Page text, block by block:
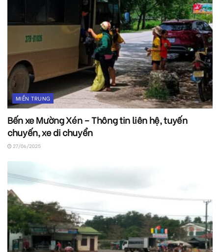
MIỀN TRUNG
Bến xe Mường Xén – Thông tin liên hệ, tuyến
chuyến, xe di chuyển
27/06/2025